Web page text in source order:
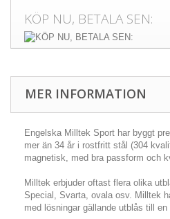
KÖP NU, BETALA SEN:
MER INFORMATION
Engelska Milltek Sport har byggt
mer än 34 år i rostfritt stål (304
magnetisk, med bra passform och
Milltek erbjuder oftast flera olika
Special, Svarta, ovala osv. Milltek
med lösningar gällande utblås till